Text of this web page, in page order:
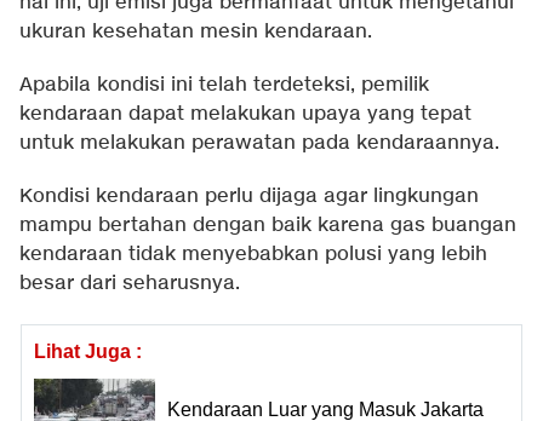
ukuran kesehatan mesin kendaraan.
Apabila kondisi ini telah terdeteksi, pemilik
kendaraan dapat melakukan upaya yang tepat
untuk melakukan perawatan pada kendaraannya.
Kondisi kendaraan perlu dijaga agar lingkungan
mampu bertahan dengan baik karena gas buangan
kendaraan tidak menyebabkan polusi yang lebih
besar dari seharusnya.
Lihat Juga :
Kendaraan Luar yang Masuk Jakarta